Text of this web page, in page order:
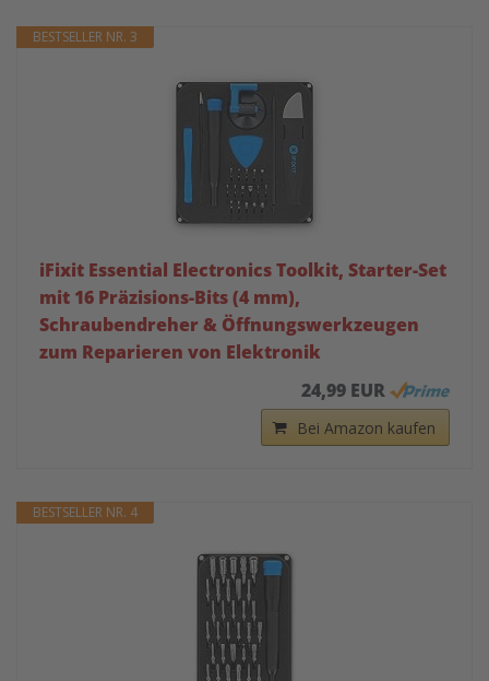
BESTSELLER NR. 3
iFixit Essential Electronics Toolkit, Starter-Set
mit 16 Präzisions-Bits (4 mm),
Schraubendreher & Öffnungswerkzeugen
zum Reparieren von Elektronik
24,99 EUR
Bei Amazon kaufen
BESTSELLER NR. 4